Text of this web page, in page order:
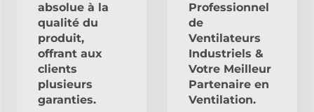
absolue à la
qualité du
produit,
offrant aux
clients
plusieurs
garanties.
Professionnel
de
Ventilateurs
Industriels &
Votre Meilleur
Partenaire en
Ventilation.